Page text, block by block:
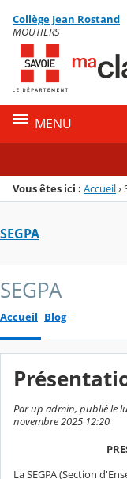
Menu de la rubrique
Contenu
Collège Jean Rostand
MOUTIERS
MENU
Vous êtes ici : Accueil›
SEGPA
SEGPA
Accueil Blog
Par up admin, publié le
novembre 2025 12:20
La SEGPA (Section